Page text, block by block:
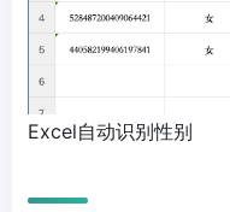
Excel自动识别性别